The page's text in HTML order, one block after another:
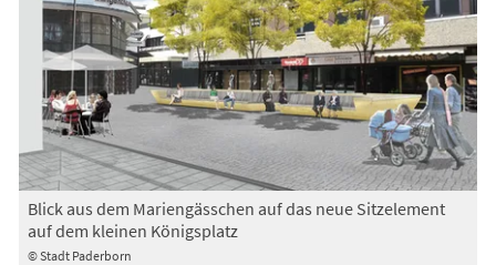
© Stadt Paderborn
Blick aus dem Mariengässchen auf das neue Sitzelement
auf dem kleinen Königsplatz